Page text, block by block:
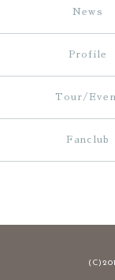
News
Profile
Tour/
Fanclub